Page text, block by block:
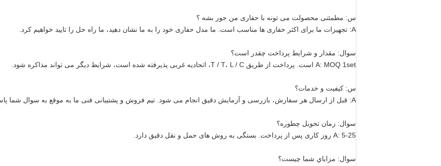
س: مطمئنی محصولت می تونه با حفاری من جور بشه ؟
A: تجهیزات ما برای اکثر حفاری ها مناسب است. ما مدل حفاری خود را به ما نشان دهید، ما راه حل را تایید خواهیم کرد.
سوال: مقدار و شرایط پرداخت چقدر است؟
A: MOQ 1set است. پرداخت از طریق T / T، L / C، اتحادیه غربی پذیرفته شده است، شرایط دیگر می تواند مذاکره شود.
س: کیفیت و خدمات؟
A: قبل از ارسال هر سفارش، بازرسی و آزمایش دقیق انجام می شود. تیم فروش و پشتیبانی فنی ما به موقع به سوال شما پاسخ می دهد.
سوال: زمان تحویل چطوره؟
A: 5-25 روز کاری پس از پرداخت. بستگی به روش های حمل و نقل دقیق دارد.
سوال: مزاياي شما چيست؟